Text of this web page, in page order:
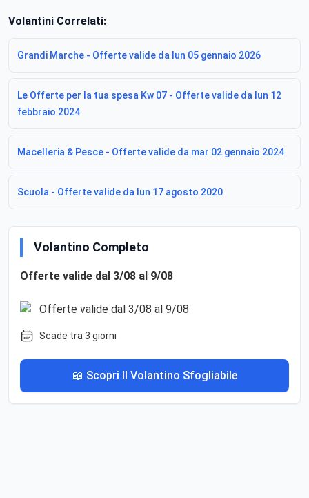
Volantini Correlati:
Grandi Marche - Offerte valide da lun 05 gennaio 2026
Le Offerte per la tua spesa Kw 07 - Offerte valide da lun 12
febbraio 2024
Macelleria & Pesce - Offerte valide da mar 02 gennaio 2024
Scuola - Offerte valide da lun 17 agosto 2020
Volantino Completo
Offerte valide dal 3/08 al 9/08
Scade tra 3 giorni
📖 Scopri Il Volantino Sfogliabile